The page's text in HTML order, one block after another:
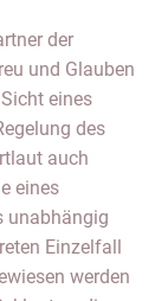
der
und Glauben
eines
des
auch
eines
unabhängig
Einzelfall
werden